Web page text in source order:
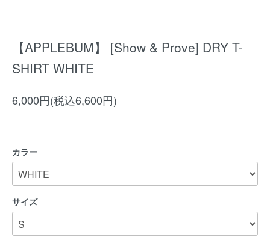
【APPLEBUM】 [Show & Prove] DRY T-
SHIRT WHITE
6,000円(税込6,600円)
カラー
サイズ